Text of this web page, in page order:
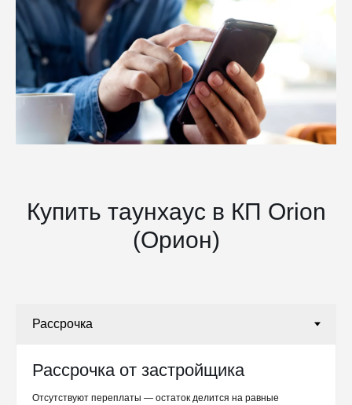
Купить таунхаус в КП Orion
(Орион)
Рассрочка от застройщика
Отсутствуют переплаты — остаток делится на равные